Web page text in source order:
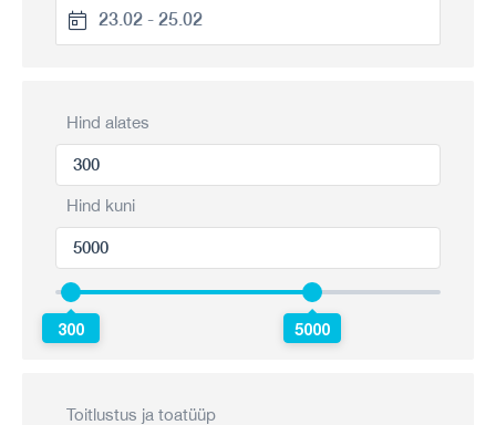
Hind alates
Hind kuni
300 5000
Toitlustus ja toatüüp